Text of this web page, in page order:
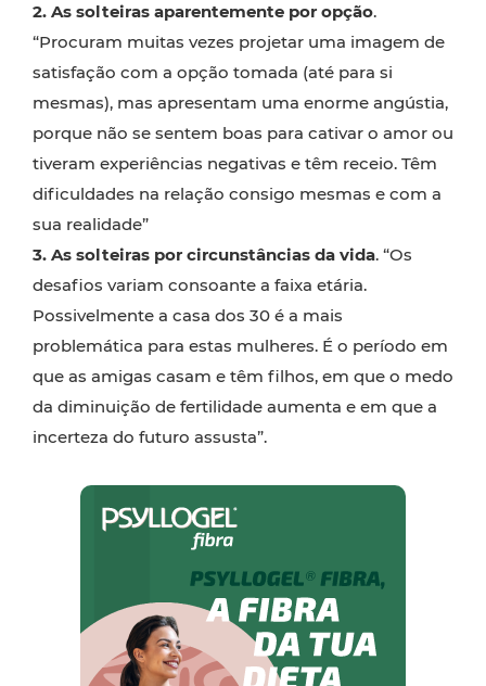
2. As solteiras aparentemente por opção.
“Procuram muitas vezes projetar uma imagem de
satisfação com a opção tomada (até para si
mesmas), mas apresentam uma enorme angústia,
porque não se sentem boas para cativar o amor ou
tiveram experiências negativas e têm receio. Têm
dificuldades na relação consigo mesmas e com a
sua realidade”
3. As solteiras por circunstâncias da vida. “Os
desafios variam consoante a faixa etária.
Possivelmente a casa dos 30 é a mais
problemática para estas mulheres. É o período em
que as amigas casam e têm filhos, em que o medo
da diminuição de fertilidade aumenta e em que a
incerteza do futuro assusta”.